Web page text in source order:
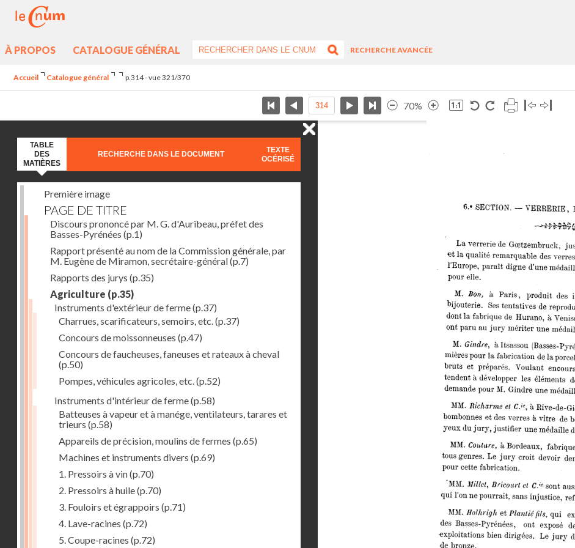
À PROPOS CATALOGUE GÉNÉRAL
RECHERCHE AVANCÉE
Accueil Catalogue général p.314 - vue 321/370
70%
TABLE
DES
MATIÈRES
RECHERCHE DANS LE DOCUMENT
TEXTE
OCÉRISÉ
Première image
PAGE DE TITRE
Discours prononcé par M. G. d'Auribeau, préfet des
Basses-Pyrénées (p.1)
Rapport présenté au nom de la Commission générale, par
M. Eugène de Miramon, secrétaire-général(p.7)
Rapports des jurys (p.35)
Agriculture (p.35)
Instruments d'extérieur de ferme(p.37)
Charrues, scarificateurs, semoirs, etc.(p.37)
Concours de moissonneuses (p.47)
Concours de faucheuses, faneuses et rateaux à cheval
(p.50)
Pompes, véhicules agricoles, etc.(p.52)
Instruments d'intérieur de ferme(p.58)
Batteuses à vapeur et à manége, ventilateurs, tarares et
trieurs (p.58)
Appareils de précision, moulins de fermes (p.65)
Machines et instruments divers (p.69)
1. Pressoirs à vin(p.70)
2. Pressoirs à huile(p.70)
3. Fouloirs et égrappoirs (p.71)
4. Lave-racines (p.72)
5. Coupe-racines (p.72)